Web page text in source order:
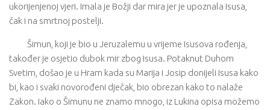
ukorijenjenoj vjeri. Imala je Božji dar mira jer je upoznala Isusa,
čak i na smrtnoj postelji.
Šimun, koji je bio u Jeruzalemu u vrijeme Isusova rođenja,
također je osjetio dubok mir zbog Isusa. Potaknut Duhom
Svetim, došao je u Hram kada su Marija i Josip donijeli Isusa kako
bi, kao i svaki novorođeni dječak, bio obrezan kako to nalaže
Zakon. Iako o Šimunu ne znamo mnogo, iz Lukina opisa možemo